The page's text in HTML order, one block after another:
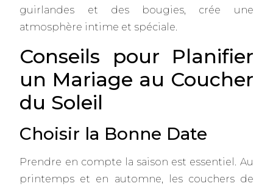
guirlandes et des bougies, crée une
atmosphère intime et spéciale.
Conseils pour Planifier
un Mariage au Coucher
du Soleil
Choisir la Bonne Date
Prendre en compte la saison est essentiel. Au
printemps et en automne, les couchers de